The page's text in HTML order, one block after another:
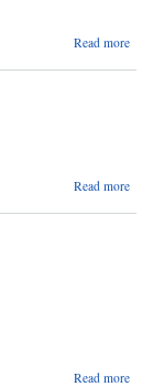
Read more
Read more
Read more